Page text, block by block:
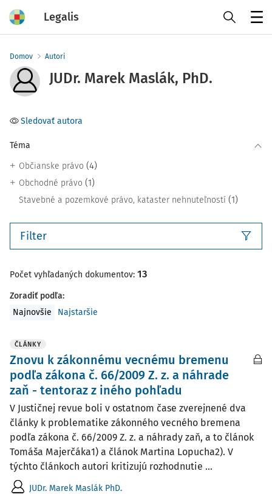
Legalis
Domov Autori
JUDr. Marek Maslák, PhD.
Sledovať autora
Téma
Občianske právo (4)
Obchodné právo (1)
Stavebné a pozemkové právo, kataster nehnuteľností (1)
Filter
Počet vyhľadaných dokumentov: 13
Zoradiť podľa:
Najnovšie
Najstaršie
ČLÁNKY
Znovu k zákonnému vecnému bremenu
podľa zákona č. 66/2009 Z. z. a náhrade
zaň - tentoraz z iného pohľadu
V Justičnej revue boli v ostatnom čase zverejnené dva
články k problematike zákonného vecného bremena
podľa zákona č. 66/2009 Z. z. a náhrady zaň, a to článok
Tomáša Majerčáka1) a článok Martina Lopucha2). V
týchto článkoch autori kritizujú rozhodnutie ...
JUDr. Marek Maslák PhD.